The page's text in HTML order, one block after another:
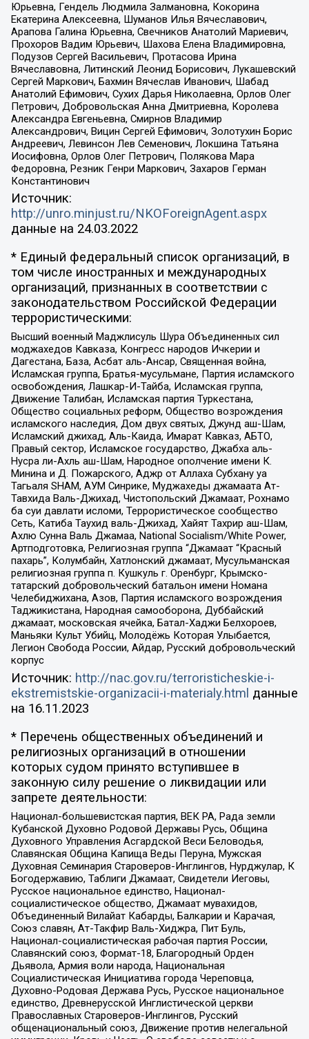
Юрьевна, Гендель Людмила Залмановна, Кокорина
Екатерина Алексеевна, Шуманов Илья Вячеславович,
Арапова Галина Юрьевна, Свечников Анатолий Мариевич,
Прохоров Вадим Юрьевич, Шахова Елена Владимировна,
Подузов Сергей Васильевич, Протасова Ирина
Вячеславовна, Литинский Леонид Борисович, Лукашевский
Сергей Маркович, Бахмин Вячеслав Иванович, Шабад
Анатолий Ефимович, Сухих Дарья Николаевна, Орлов Олег
Петрович, Добровольская Анна Дмитриевна, Королева
Александра Евгеньевна, Смирнов Владимир
Александрович, Вицин Сергей Ефимович, Золотухин Борис
Андреевич, Левинсон Лев Семенович, Локшина Татьяна
Иосифовна, Орлов Олег Петрович, Полякова Мара
Федоровна, Резник Генри Маркович, Захаров Герман
Константинович
Источник:
http://unro.minjust.ru/NKOForeignAgent.aspx
данные на 24.03.2022
* Единый федеральный список организаций, в
том числе иностранных и международных
организаций, признанных в соответствии с
законодательством Российской Федерации
террористическими:
Высший военный Маджлисуль Шура Объединенных сил
моджахедов Кавказа, Конгресс народов Ичкерии и
Дагестана, База, Асбат аль-Ансар, Священная война,
Исламская группа, Братья-мусульмане, Партия исламского
освобождения, Лашкар-И-Тайба, Исламская группа,
Движение Талибан, Исламская партия Туркестана,
Общество социальных реформ, Общество возрождения
исламского наследия, Дом двух святых, Джунд аш-Шам,
Исламский джихад, Аль-Каида, Имарат Кавказ, АБТО,
Правый сектор, Исламское государство, Джабха аль-
Нусра ли-Ахль аш-Шам, Народное ополчение имени К.
Минина и Д. Пожарского, Аджр от Аллаха Субхану уа
Тагьаля SHAM, АУМ Синрике, Муджахеды джамаата Ат-
Тавхида Валь-Джихад, Чистопольский Джамаат, Рохнамо
ба суи давлати исломи, Террористическое сообщество
Сеть, Катиба Таухид валь-Джихад, Хайят Тахрир аш-Шам,
Ахлю Сунна Валь Джамаа, National Socialism/White Power,
Артподготовка, Религиозная группа “Джамаат “Красный
пахарь”, Колумбайн, Хатлонский джамаат, Мусульманская
религиозная группа п. Кушкуль г. Оренбург, Крымско-
татарский добровольческий батальон имени Номана
Челебиджихана, Азов, Партия исламского возрождения
Таджикистана, Народная самооборона, Дуббайский
джамаат, московская ячейка, Батал-Хаджи Белхороев,
Маньяки Культ Убийц, Молодёжь Которая Улыбается,
Легион Свобода России, Айдар, Русский добровольческий
корпус
Источник: http://nac.gov.ru/terroristicheskie-i-
ekstremistskie-organizacii-i-materialy.html данные
на 16.11.2023
* Перечень общественных объединений и
религиозных организаций в отношении
которых судом принято вступившее в
законную силу решение о ликвидации или
запрете деятельности:
Национал-большевистская партия, ВЕК РА, Рада земли
Кубанской Духовно Родовой Державы Русь, Община
Духовного Управления Асгардской Веси Беловодья,
Славянская Община Капища Веды Перуна, Мужская
Духовная Семинария Староверов-Инглингов, Нурджулар, К
Богодержавию, Таблиги Джамаат, Свидетели Иеговы,
Русское национальное единство, Национал-
социалистическое общество, Джамаат мувахидов,
Объединенный Вилайат Кабарды, Балкарии и Карачая,
Союз славян, Ат-Такфир Валь-Хиджра, Пит Буль,
Национал-социалистическая рабочая партия России,
Славянский союз, Формат-18, Благородный Орден
Дьявола, Армия воли народа, Национальная
Социалистическая Инициатива города Череповца,
Духовно-Родовая Держава Русь, Русское национальное
единство, Древнерусской Инглистической церкви
Православных Староверов-Инглингов, Русский
общенациональный союз, Движение против нелегальной